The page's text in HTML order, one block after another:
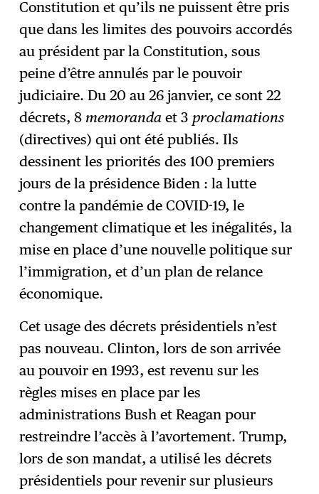
Constitution et qu’ils ne puissent être pris
que dans les limites des pouvoirs accordés
au président par la Constitution, sous
peine d’être annulés par le pouvoir
judiciaire. Du 20 au 26 janvier, ce sont 22
décrets, 8 memoranda et 3 proclamations
(directives) qui ont été publiés. Ils
dessinent les priorités des 100 premiers
jours de la présidence Biden : la lutte
contre la pandémie de COVID-19, le
changement climatique et les inégalités, la
mise en place d’une nouvelle politique sur
l’immigration, et d’un plan de relance
économique.
Cet usage des décrets présidentiels n’est
pas nouveau. Clinton, lors de son arrivée
au pouvoir en 1993, est revenu sur les
règles mises en place par les
administrations Bush et Reagan pour
restreindre l’accès à l’avortement. Trump,
lors de son mandat, a utilisé les décrets
présidentiels pour revenir sur plusieurs